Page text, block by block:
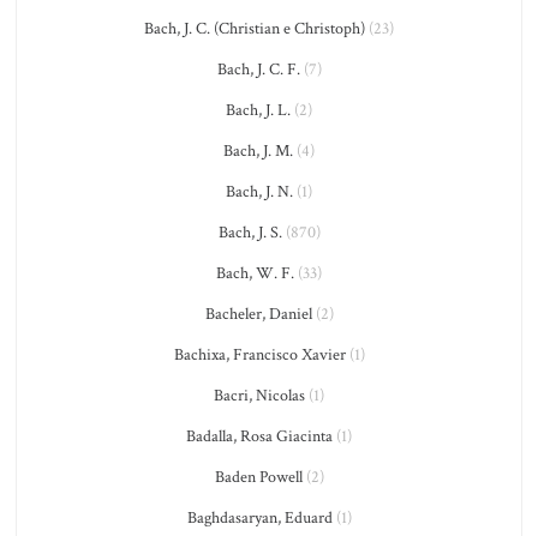
Bach, J. C. (Christian e Christoph) (23)
Bach, J. C. F.(7)
Bach, J. L. (2)
Bach, J. M. (4)
Bach, J. N. (1)
Bach, J. S.(870)
Bach, W. F. (33)
Bacheler, Daniel(2)
Bachixa, Francisco Xavier(1)
Bacri, Nicolas (1)
Badalla, Rosa Giacinta (1)
Baden Powell(2)
Baghdasaryan, Eduard(1)